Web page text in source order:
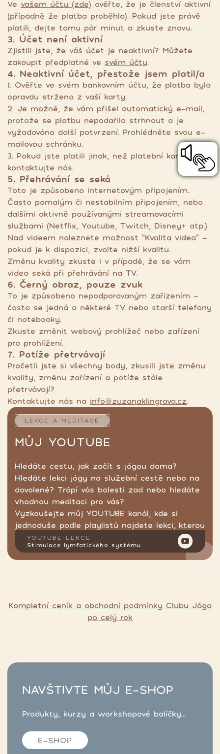
Ve vašem účtu (zde) ověřte, že je členství aktivní
(případně že platba proběhla). Pokud jste právě
platili, dejte tomu pár minut a zkuste znovu.
3. Účet není aktivní
Zjistili jste, že váš účet je neaktivní? Můžete
zakoupit předplatné ve svém účtu.
4. Neaktivní účet, přestože jsem platil/a
1. Ověřte ve svém bankovním účtu, že platba byla
opravdu stržena z vaší karty.
2. Je možné, že vám přišel automatický e-mail,
protože se platbu nepodařilo strhnout a je
vyžadováno další potvrzení. Prohlédněte svou e-
mailovou schránku.
3. Pokud jste platili jinak, než platební kartou,
kontaktujte nás.
5. Přehrávání se seká
Toto je způsobeno internetovým připojením.
Často pomalým či nestabilním připojením, nebo
dalšími aktivně používanými streamovacími
službami (Netflix, Youtube, Twitch, Disney+ atp.).
Nad videem naleznete možnost "Kvalita videa" -
pokud je k dispozici, zvolte nižší kvalitu.
Změnu kvality zkuste i v případě, že se vám
video seká při přehrávání na TV.
6. Černý obraz, pouze zvuk
To je způsobeno nepodporovaným zařízením -
často se jedná o některé TV nebo starší telefony
či notebooky.
Zkuste změnit webový prohlížeč nebo zařízení
pro prohlížení.
7. Potíže přetrvávají
Pročetli jste si všechny body, zkusili jste změnu
kvality, změnu zařízení a potíže stále
přetrvávají?
Kontaktujte nás na info@zuzanaklingrova.cz.
LEKCE A MEDITACE
MŮJ YOUTUBE
Hledáte cestu, jak začít s jógou doma?
Hledáte lekci jógy na služební cestě nebo na
dovolené? Trápí vás bolesti zad nebo hledáte
vhodnou meditaci pro vás?
Vyzkoušejte můj YOUTUBE kanál, kde si
jednoduše podle playlistů najdete lekci, kterou
hledáte.
YOUTUBE LEKCE
Stimulace lymfatického systému
Kompletní ceník a obchodní podmínky Clubu Jóga
po celý rok
NAVŠTIVTE MŮJ E-SHOP
Produkty, kurzy a workshopové balíčky...
E-SHOP